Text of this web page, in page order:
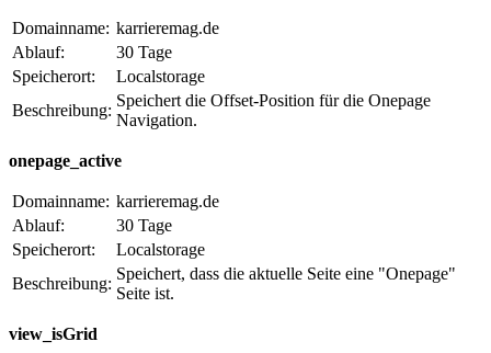
Domainname: karrieremag.de
Ablauf:
30 Tage
Speicherort:
Localstorage
Beschreibung:
Speichert die Offset-Position für die Onepage
Navigation.
onepage_active
Domainname: karrieremag.de
Ablauf:
30 Tage
Speicherort:
Localstorage
Beschreibung:
Speichert, dass die aktuelle Seite eine "Onepage"
Seite ist.
view_isGrid